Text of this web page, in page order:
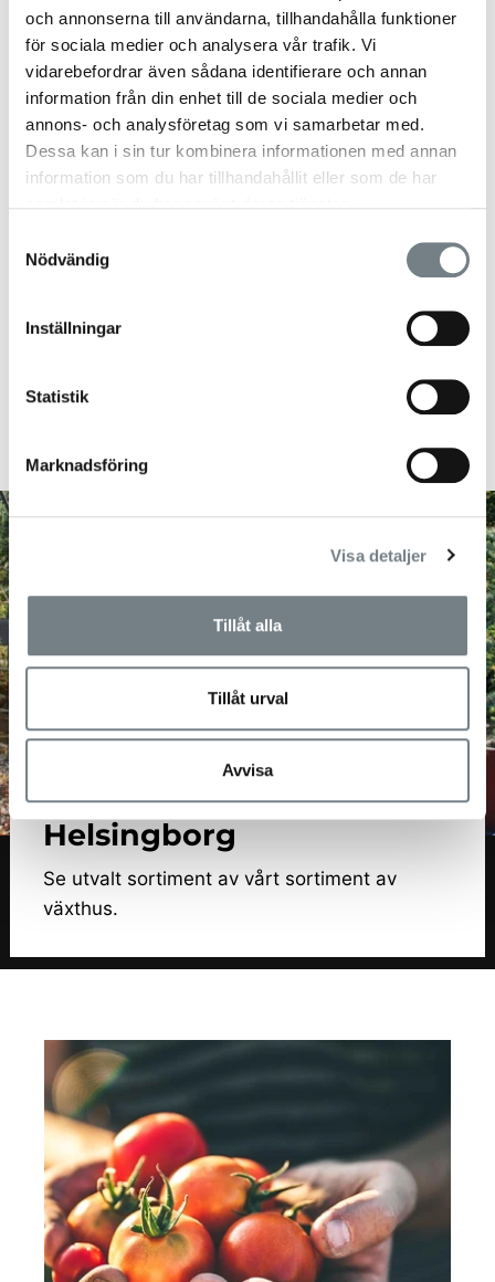
och annonserna till användarna, tillhandahålla funktioner
för sociala medier och analysera vår trafik. Vi
vidarebefordrar även sådana identifierare och annan
information från din enhet till de sociala medier och
annons- och analysföretag som vi samarbetar med.
Dessa kan i sin tur kombinera informationen med annan
information som du har tillhandahållit eller som de har
Nödvändig
Inställningar
Statistik
Marknadsföring
Visa detaljer
Tillåt alla
Tillåt urval
Avvisa
Vilket växthus ska du
välja?
Försök tänka igenom helheten innan ditt köp.
Utgå från ditt behov och tänk efter hur du vill
använda din lösning. Du kanske även vill leda en
utomhussäsongen, alltså en plats där vi kan
ska vara ett ställe där både odling och sällskap
kan kombineras? En odling för både vänskap,
Besök vårt showroom i
Helsingborg
Se utvalt sortiment av vårt sortiment av
växthus.